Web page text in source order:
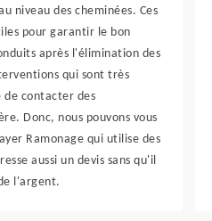
niveau des cheminées. Ces
pour garantir le bon
après l'élimination des
qui sont très
de contacter des
Donc, nous pouvons vous
Ramonage qui utilise des
aussi un devis sans qu'il
l'argent.